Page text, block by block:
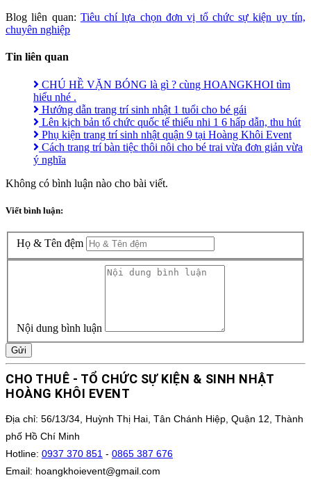
Blog liên quan: Tiêu chí lựa chọn đơn vị tổ chức sự kiện uy tín,
chuyên nghiệp
Tin liên quan
CHÚ HỀ VẶN BÓNG là gì ? cùng HOANGKHOI tìm
hiểu nhé .
Hướng dẫn trang trí sinh nhật 1 tuổi cho bé gái
Lên kịch bản tổ chức quốc tế thiếu nhi 1 6 hấp dẫn, thu hút
Phụ kiện trang trí sinh nhật quận 9 tại Hoàng Khôi Event
Cách trang trí bàn tiệc thôi nôi cho bé trai vừa đơn giản vừa
ý nghĩa
Không có bình luận nào cho bài viết.
Viết bình luận:
Họ & Tên đệm
Nội dung bình luận
Gửi
CHO THUÊ - TỔ CHỨC SỰ KIỆN & SINH NHẬT
HOÀNG KHÔI EVENT
Địa chỉ: 56/13/34, Huỳnh Thị Hai, Tân Chánh Hiệp, Quận 12, Thành
phố Hồ Chí Minh
Hotline: 0937 370 851 - 0865 387 676
Email: hoangkhoievent@gmail.com